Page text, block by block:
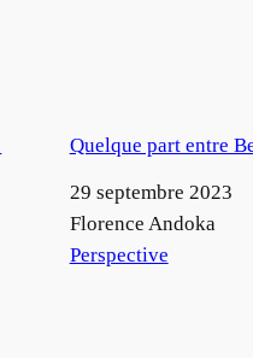
Quelque part entre
Date
29 septembre 2023
Auteur
Florence Andoka
Par rapport à
Perspective